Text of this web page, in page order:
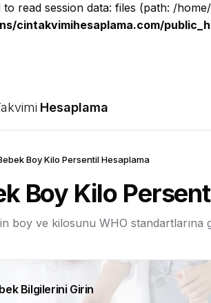
to read session data: files (path: /
cintakvimihesaplama.com/
Hesaplama
Boy Kilo Persentil Hesaplama
Boy Kilo
boy ve kilosunu WHO
Bilgilerini Girin